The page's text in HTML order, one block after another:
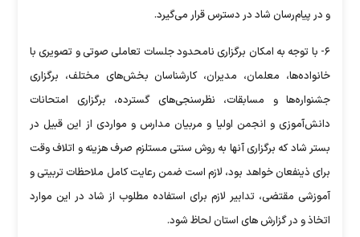
و در پیام‌رسان شاد در دسترس قرار می‌گیرد.
۶- با توجه به امکان برگزاری نامحدود جلسات تعاملی صوتی و تصویری با
خانواده‌ها، معلمان، مدیران، کارشناسان بخش‌های مختلف، برگزاری
جشنواره‌ها و مسابقات، نظرسنجی‌های گسترده، برگزاری امتحانات
دانش‌آموزی و انجمن اولیا و مربیان مدارس و مواردی از این قبیل در
بستر شاد که برگزاری آنها به روش سنتی مستلزم صرف هزینه و اتلاف وقت
برای ذینفعان خواهد بود، لازم است ضمن رعایت کامل ملاحظات تربیتی و
آموزشی مقتضی، تدابیر لازم برای استفاده مطلوب از شاد در این موارد
اتخاذ و در گزارش های استان لحاظ شود.